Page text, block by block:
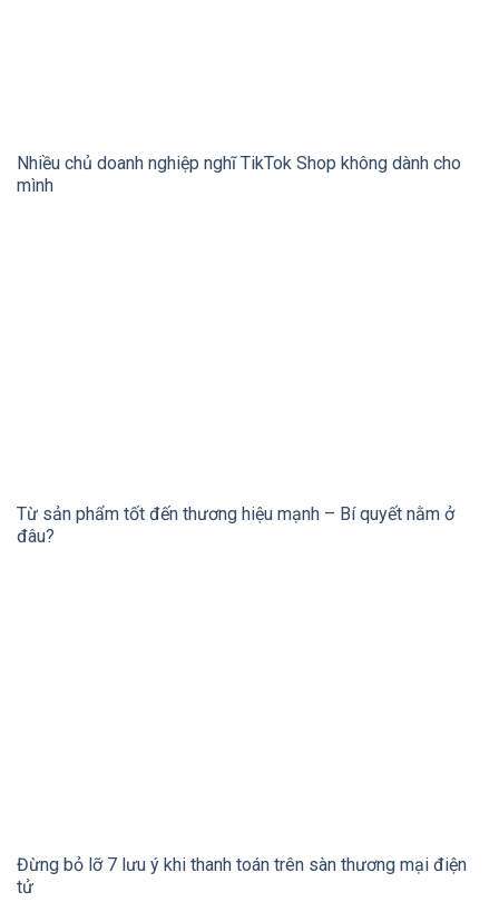
Nhiều chủ doanh nghiệp nghĩ TikTok Shop không dành cho
mình
Từ sản phẩm tốt đến thương hiệu mạnh – Bí quyết nằm ở
đâu?
Đừng bỏ lỡ 7 lưu ý khi thanh toán trên sàn thương mại điện
tử